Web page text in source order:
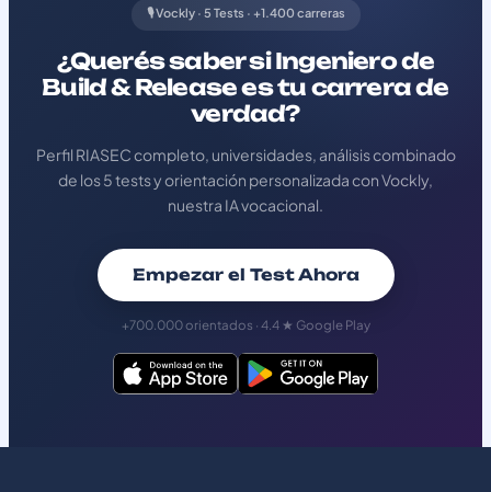
🎙️ Vockly · 5 Tests · +1.400 carreras
¿Querés saber si Ingeniero de
Build & Release es tu carrera de
verdad?
Perfil RIASEC completo, universidades, análisis combinado
de los 5 tests y orientación personalizada con Vockly,
nuestra IA vocacional.
Empezar el Test Ahora
+700.000 orientados · 4.4 ★ Google Play